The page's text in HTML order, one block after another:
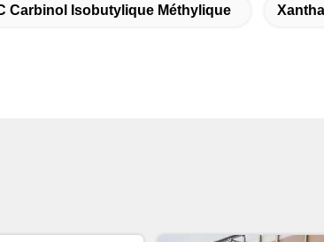
Carbinol Isobutylique Méthylique